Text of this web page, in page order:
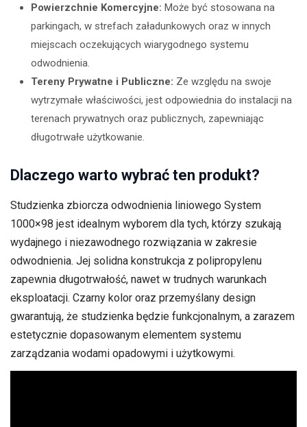
Powierzchnie Komercyjne: Może być stosowana na
parkingach, w strefach załadunkowych oraz w innych
miejscach oczekujących wiarygodnego systemu
odwodnienia.
Tereny Prywatne i Publiczne: Ze względu na swoje
wytrzymałe właściwości, jest odpowiednia do instalacji na
terenach prywatnych oraz publicznych, zapewniając
długotrwałe użytkowanie.
Dlaczego warto wybrać ten produkt?
Studzienka zbiorcza odwodnienia liniowego System
1000×98 jest idealnym wyborem dla tych, którzy szukają
wydajnego i niezawodnego rozwiązania w zakresie
odwodnienia. Jej solidna konstrukcja z polipropylenu
zapewnia długotrwałość, nawet w trudnych warunkach
eksploatacji. Czarny kolor oraz przemyślany design
gwarantują, że studzienka będzie funkcjonalnym, a zarazem
estetycznie dopasowanym elementem systemu
zarządzania wodami opadowymi i użytkowymi.